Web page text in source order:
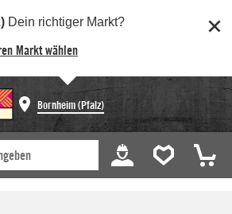
Dein richtiger Markt?
Markt wählen
Bornheim (Pfalz)